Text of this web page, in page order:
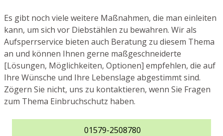
Es gibt noch viele weitere Maßnahmen, die man einleiten
kann, um sich vor Diebstählen zu bewahren. Wir als
Aufsperrservice bieten auch Beratung zu diesem Thema
an und können Ihnen gerne maßgeschneiderte
[Lösungen, Möglichkeiten, Optionen] empfehlen, die auf
Ihre Wünsche und Ihre Lebenslage abgestimmt sind.
Zögern Sie nicht, uns zu kontaktieren, wenn Sie Fragen
zum Thema Einbruchschutz haben.
01579-2508780